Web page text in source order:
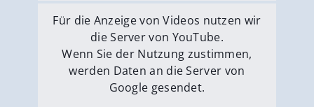
Externe Medien erlauben
Für die Anzeige von Videos nutzen wir
die Server von YouTube.
Wenn Sie der Nutzung zustimmen,
werden Daten an die Server von
Google gesendet.